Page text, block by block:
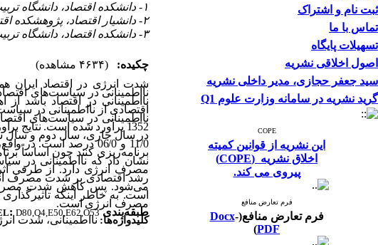
ثبت نام و اشتراک
تماس با ما
تسهیلات پایگاه
اصول اخلاقی نشریه
سید جعفر حجازی، مدیر داخلی نشریه
گرید نشریه در سامانه وزارت علوم Q1
COPE
این نشریه از قوانین کمیته
اخلاق نشریه (COPE)
پیروی می کند.
فرم تعارض منافع
فرم تعارض منافع( Docx-
PDF
)
۱- دانشکده اقتصاد، دانشگاه تربیت مدرس ،
۲- دانشیار اقتصاد، پژوهشکده اقتصاد، دانشگاه تربیت مدرس
۳- دانشکده اقتصاد، دانشگاه تربیت مدرس
چکیده:
(۴۶۳۴ مشاهده)
شدت انرژی در اقتصاد ایران
نااطمینانی در سیاست‌های
نااطمینانی در اقتصاد باشد
اقتصادی از نااطمینانی در
نااطمینانی در سیاست‌های
1352 برآورد شده است.
11/0 و 06/0 درصد است.
برنامه‌‌ریزی کنند چون اساساً
نشان داد که نااطمینانی در
مصرف انرژی دارد. از طرفی
رشد اقتصادی بر شدت مصرف
می‌‌شود. پس کاهش شدت مصرف
است. به خاطر اینکه
مصرف انرژی است.
طبقه‌بندی :D80,Q4,E50,E62,O53
کلیدواژه‌ها: نااطمینانی، شدت